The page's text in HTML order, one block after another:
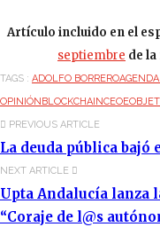
Artículo incluido en el
septiembre de
TAGS : ADOLFO BORRERO
OPINIÓN BLOCKCHAINCEOE
PREVIOUS ARTICLE
La deuda pública bajó
NEXT ARTICLE
Upta Andalucía lanza
“Coraje de l@s